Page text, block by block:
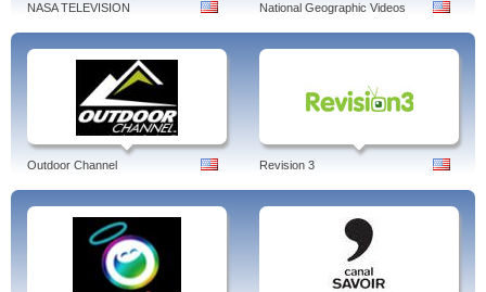
NASA TELEVISION National Geographic Videos
Outdoor Channel Revision 3